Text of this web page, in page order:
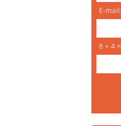
E-mail:
8 + 4